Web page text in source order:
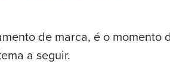
de marca, é o momento
a seguir.